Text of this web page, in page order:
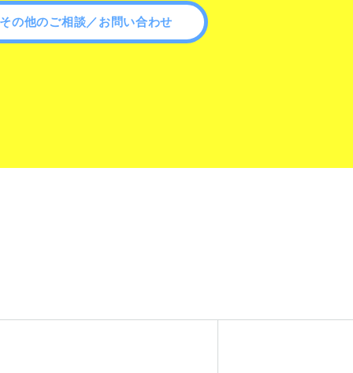
その他のご相談／お問い合わせ